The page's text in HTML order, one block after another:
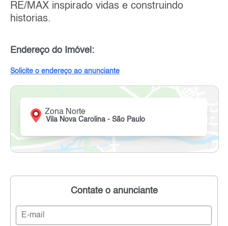
RE/MAX inspirado vidas e construindo
historias.
Endereço do Imóvel:
Solicite o endereço ao anunciante
Zona Norte
Vila Nova Carolina - São Paulo
Contate o anunciante